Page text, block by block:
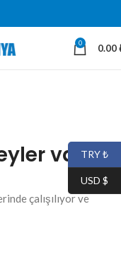
0 0.00
var
çalışılıyor ve
TRY ₺
USD $